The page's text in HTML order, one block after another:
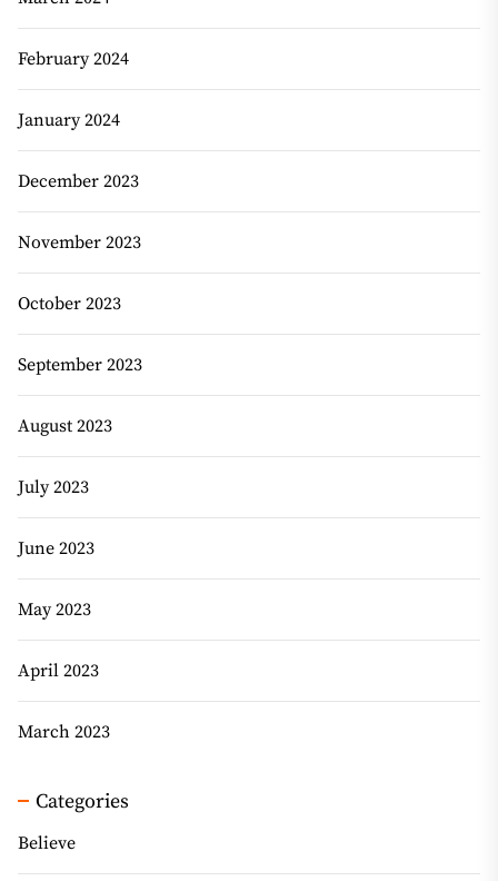
February 2024
January 2024
December 2023
November 2023
October 2023
September 2023
August 2023
July 2023
June 2023
May 2023
April 2023
March 2023
Categories
Believe